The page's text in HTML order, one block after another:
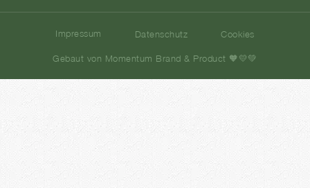
Impressum Datenschutz Cookies
Gebaut von Momentum Brand & Product 🧡💛💚